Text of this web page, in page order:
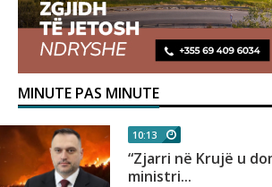
MINUTE PAS MINUTE
10:13
“Zjarri në Krujë u
ministri...